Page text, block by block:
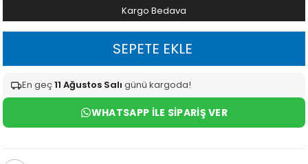
Kargo Bedava
En geç11 Ağustos Salı günü kargoda!
WHATSAPP ILE SIPARIŞ VER